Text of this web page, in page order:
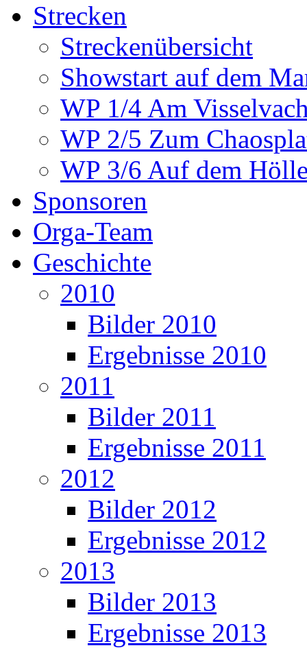
Strecken
Streckenübersicht
Showstart auf dem
WP 1/4 Am
WP 2/5 Zum
WP 3/6 Auf dem
Sponsoren
Orga-Team
Geschichte
2010
Bilder 2010
Ergebnisse 2010
2011
Bilder 2011
Ergebnisse 2011
2012
Bilder 2012
Ergebnisse 2012
2013
Bilder 2013
Ergebnisse 2013